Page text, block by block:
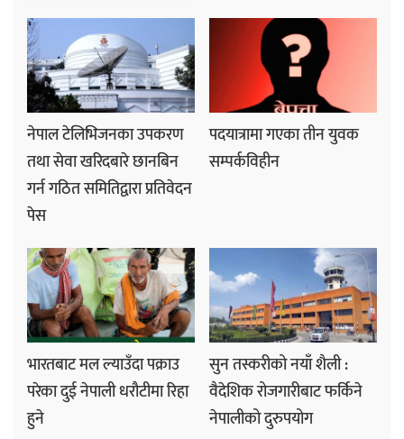
नेपाल टेलिभिजनका उपकरण
तथा सेवा खरिदबारे छानबिन
गर्न गठित समितिद्वारा प्रतिवेदन
पेस
पदयात्रामा गएका तीन युवक
सम्पर्कविहीन
भारतबाट मल ल्याउँदा पक्राउ
परेका दुई नेपाली धरौटीमा रिहा
हुने
सुन तस्करीको नयाँ शैली :
वैदेशिक रोजगारीबाट फर्किने
नेपालीको दुरुपयोग